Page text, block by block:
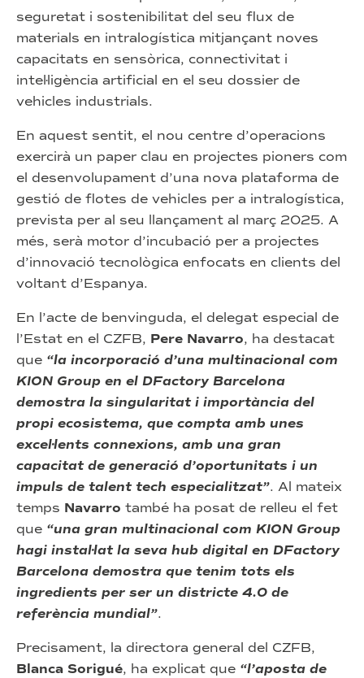
seguretat i sostenibilitat del seu flux de
materials en intralogística mitjançant noves
capacitats en sensòrica, connectivitat i
intel·ligència artificial en el seu dossier de
vehicles industrials.
En aquest sentit, el nou centre d’operacions
exercirà un paper clau en projectes pioners com
el desenvolupament d’una nova plataforma de
gestió de flotes de vehicles per a intralogística,
prevista per al seu llançament al març 2025. A
més, serà motor d’incubació per a projectes
d’innovació tecnològica enfocats en clients del
voltant d’Espanya.
En l’acte de benvinguda, el delegat especial de
l’Estat en el CZFB, Pere Navarro, ha destacat
que “la incorporació d’una multinacional com
KION Group en el DFactory Barcelona
demostra la singularitat i importància del
propi ecosistema, que compta amb unes
excel·lents connexions, amb una gran
capacitat de generació d’oportunitats i un
impuls de talent tech especialitzat”. Al mateix
temps Navarro també ha posat de relleu el fet
que “una gran multinacional com KION Group
hagi instal·lat la seva hub digital en DFactory
Barcelona demostra que tenim tots els
ingredients per ser un districte 4.0 de
referència mundial”.
Precisament, la directora general del CZFB,
Blanca Sorigué, ha explicat que “l’aposta de